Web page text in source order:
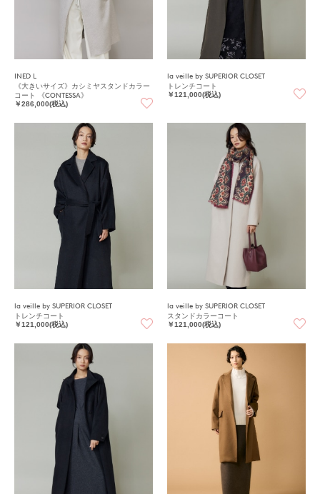
INED L
《大きいサイズ》カシミヤスタンドカラー
コート 《CONTESSA》
￥286,000(税込)
la veille by SUPERIOR CLOSET
トレンチコート
￥121,000(税込)
la veille by SUPERIOR CLOSET
トレンチコート
￥121,000(税込)
la veille by SUPERIOR CLOSET
スタンドカラーコート
￥121,000(税込)